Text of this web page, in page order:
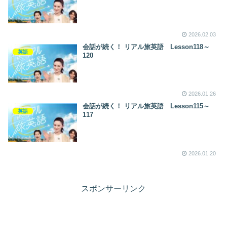
2026.02.03
英語
会話が続く！ リアル旅英語 Lesson118～
120
2026.01.26
英語
会話が続く！ リアル旅英語 Lesson115～
117
2026.01.20
スポンサーリンク